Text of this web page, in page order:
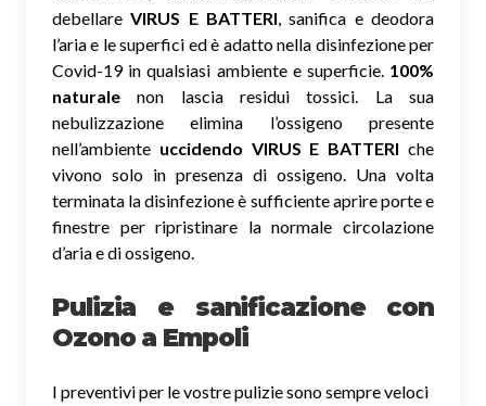
debellareVIRUS E BATTERI, sanifica e deodora
l’aria e le superfici ed è adatto nella disinfezione per
Covid-19 in qualsiasi ambiente e superficie. 100%
naturale non lascia residui tossici. La sua
nebulizzazione elimina l’ossigeno presente
nell’ambiente uccidendo VIRUS E BATTERI che
vivono solo in presenza di ossigeno. Una volta
terminata la disinfezione è sufficiente aprire porte e
finestre per ripristinare la normale circolazione
d’aria e di ossigeno.
Pulizia e sanificazione con
Ozono a Empoli
I preventivi per le vostre pulizie sono sempre veloci